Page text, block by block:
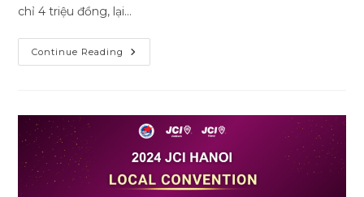
chỉ 4 triệu đồng, lại…
Continue Reading Niềm
Tin
SYNCE
Nơi
Mỗi
Chi
Tiết
Cơ